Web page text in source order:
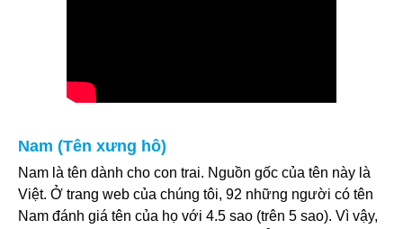
Nam (Tên xưng hô)
Nam là tên dành cho con trai. Nguồn gốc của tên này là
Việt. Ở trang web của chúng tôi, 92 những người có tên
Nam đánh giá tên của họ với 4.5 sao (trên 5 sao). Vì vậy,